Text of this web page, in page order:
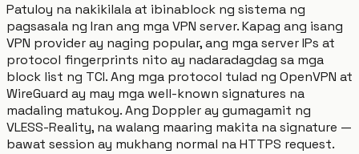
Patuloy na nakikilala at ibinablock ng sistema ng
pagsasala ng Iran ang mga VPN server. Kapag ang isang
VPN provider ay naging popular, ang mga server IPs at
protocol fingerprints nito ay nadaradagdag sa mga
block list ng TCI. Ang mga protocol tulad ng OpenVPN at
WireGuard ay may mga well-known signatures na
madaling matukoy. Ang Doppler ay gumagamit ng
VLESS-Reality, na walang maaring makita na signature —
bawat session ay mukhang normal na HTTPS request.